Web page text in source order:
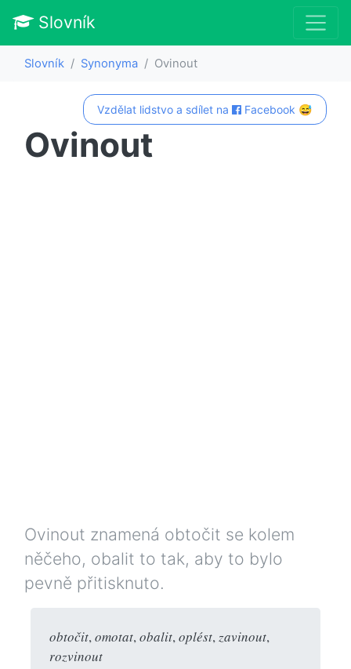
Slovník
Slovník Synonyma Ovinout
Vzdělat lidstvo a sdílet na Facebook 😅
Ovinout
Ovinout znamená obtočit se kolem
něčeho, obalit to tak, aby to bylo
pevně přitisknuto.
obtočit,omotat,obalit,oplést,zavinout,
rozvinout